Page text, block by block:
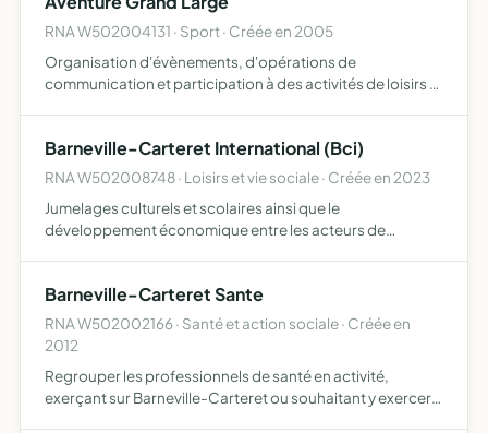
RNA W502004131 · Sport · Créée en 2005
Organisation d'évènements, d'opérations de
communication et participation à des activités de loisirs et
Barneville-Carteret International (Bci)
RNA W502008748 · Loisirs et vie sociale · Créée en 2023
Jumelages culturels et scolaires ainsi que le
développement économique entre les acteurs de
Allemagne etc)
Barneville-Carteret Sante
RNA W502002166 · Santé et action sociale · Créée en
2012
Regrouper les professionnels de santé en activité,
exerçant sur Barneville-Carteret ou souhaitant y exercer,